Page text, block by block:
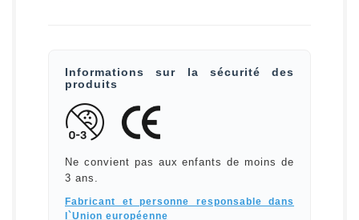
Informations sur la sécurité des
produits
Ne convient pas aux enfants de moins de
3 ans.
Fabricant et personne responsable dans
l`Union européenne